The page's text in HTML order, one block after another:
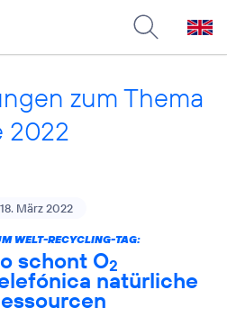
zum Thema
2022
18. März 2022
WELT-RECYCLING-TAG:
schont O2
natürliche